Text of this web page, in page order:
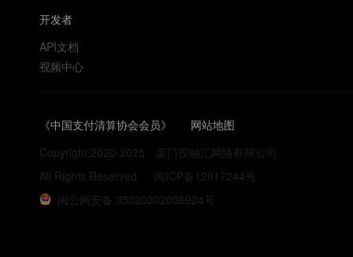
开发者
API文档
视频中心
《中国支付清算协会会员》
网站地图
Copyright 2020-2025 厦门投融汇网络有限公司
All Rights Reserved 闽ICP备12017244号
闽公网安备 35020302036924号